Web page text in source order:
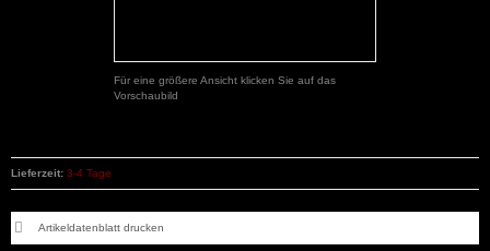
Für eine größere Ansicht klicken Sie auf das
Vorschaubild
Lieferzeit: 3-4 Tage
Artikeldatenblatt drucken